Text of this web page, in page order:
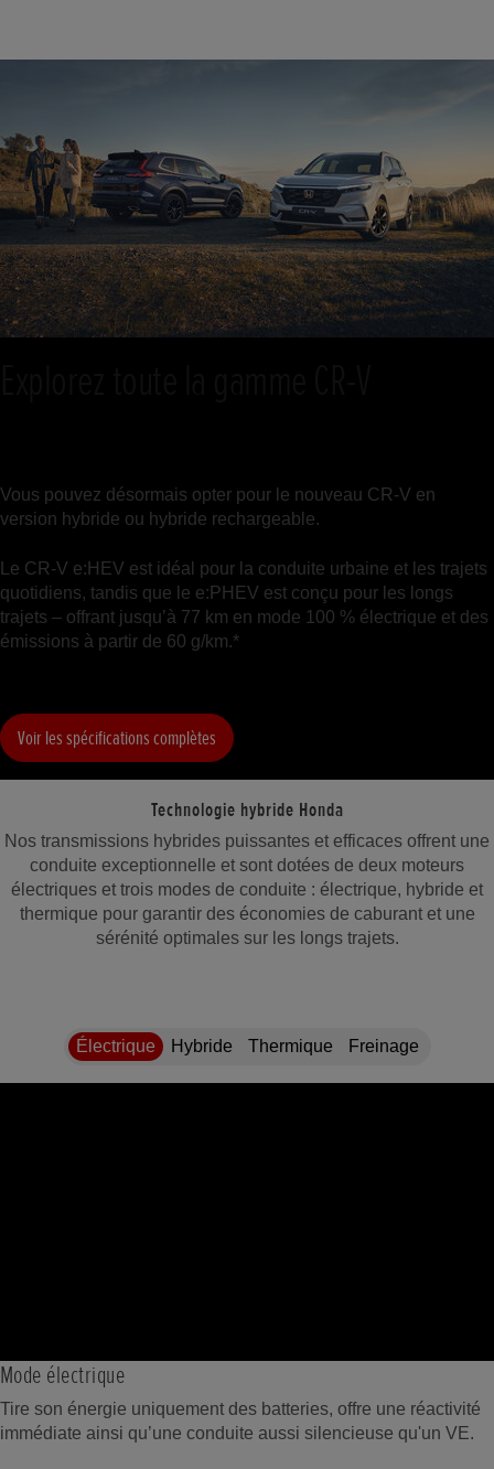
Vous pouvez désormais opter pour le nouveau CR-V en
version hybride ou hybride rechargeable.
Le CR-V e:HEV est idéal pour la conduite urbaine et les trajets
quotidiens, tandis que le e:PHEV est conçu pour les longs
trajets – offrant jusqu’à 77 km en mode 100 % électrique et des
émissions à partir de 60 g/km.*
Voir les spécifications complètes
Technologie hybride Honda
Nos transmissions hybrides puissantes et efficaces offrent une
conduite exceptionnelle et sont dotées de deux moteurs
électriques et trois modes de conduite : électrique, hybride et
thermique pour garantir des économies de caburant et une
sérénité optimales sur les longs trajets.
Électrique Hybride Thermique Freinage
Mode électrique
Tire son énergie uniquement des batteries, offre une réactivité
immédiate ainsi qu’une conduite aussi silencieuse qu'un VE.